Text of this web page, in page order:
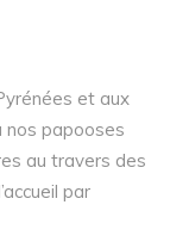
et aux
nos papooses
au travers des
par